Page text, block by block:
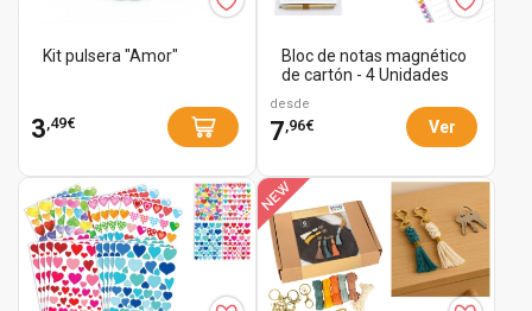
Kit pulsera "Amor"
3 ,49€
Bloc de notas magnético
de cartón - 4 Unidades
desde
7,96€ Ver